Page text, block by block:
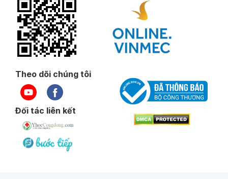
Theo dõi chúng tôi
Đối tác liên kết